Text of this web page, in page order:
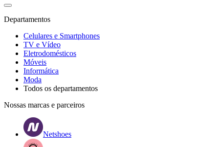
Departamentos
Celulares e Smartphones
TV e Vídeo
Eletrodomésticos
Móveis
Informática
Moda
Todos os departamentos
Nossas marcas e parceiros
Netshoes